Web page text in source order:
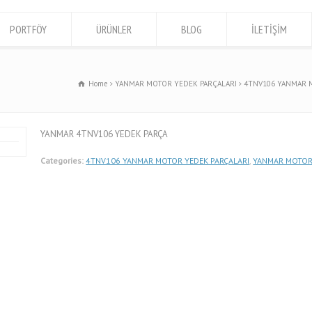
PORTFÖY ÜRÜNLER BLOG İLETİŞİM
Home YANMAR MOTOR YEDEK PARÇALARI 4TNV106 YANMAR
YANMAR 4TNV106 YEDEK PARÇA
Categories: 4TNV106 YANMAR MOTOR YEDEK PARÇALARI,YANMAR